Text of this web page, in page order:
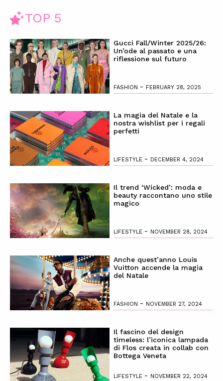
TOP 5
Gucci Fall/Winter 2025/26:
Un’ode al passato e una
riflessione sul futuro
FASHION - FEBRUARY 28, 2025
La magia del Natale e la
nostra wishlist per i regali
perfetti
LIFESTYLE - DECEMBER 4, 2024
Il trend ‘Wicked’: moda e
beauty raccontano uno stile
magico
LIFESTYLE - NOVEMBER 28, 2024
Anche quest’anno Louis
Vuitton accende la magia
del Natale
FASHION - NOVEMBER 27, 2024
Il fascino del design
timeless: l’iconica lampada
di Flos creata in collab con
Bottega Veneta
LIFESTYLE - NOVEMBER 22, 2024